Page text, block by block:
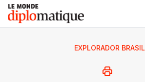
Skip
content
Le monde diplomatique
EXPLORADOR BRASIL